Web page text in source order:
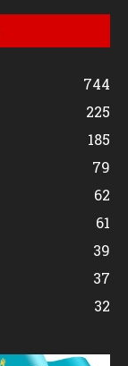
744
225
185
79
62
61
39
37
32